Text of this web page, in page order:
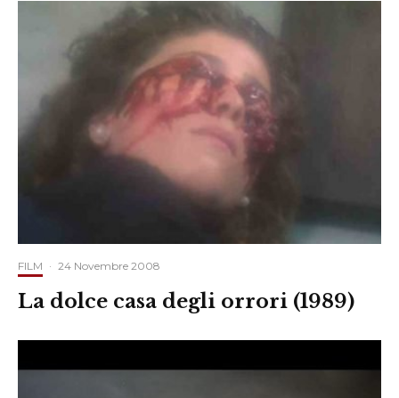
FILM · 24 Novembre 2008
La dolce casa degli orrori (1989)